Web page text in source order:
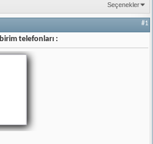
Seçenekler
#1
telefonları :